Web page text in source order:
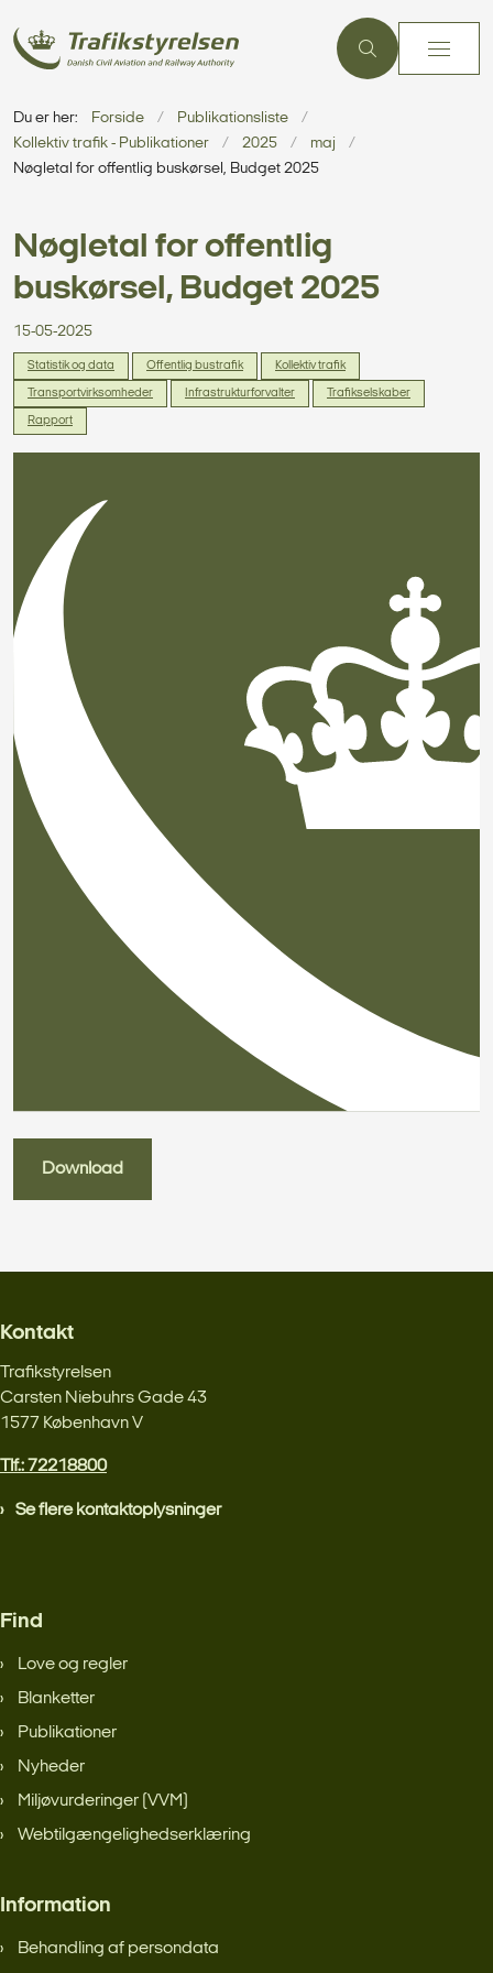
Du er her: Forside
Publikationsliste
Kollektiv trafik - Publikationer
2025
maj
Nøgletal for offentlig buskørsel, Budget 2025
Nøgletal for offentlig
buskørsel, Budget 2025
15-05-2025
Statistik og data Offentlig bustrafik Kollektiv trafik
Transportvirksomheder Infrastrukturforvalter Trafikselskaber
Rapport
Download
Kontakt
Trafikstyrelsen
Carsten Niebuhrs Gade 43
1577 København V
Tlf.: 72218800
Se flere kontaktoplysninger
Find
Love og regler
Blanketter
Publikationer
Nyheder
Miljøvurderinger (VVM)
Webtilgængelighedserklæring
Information
Behandling af persondata